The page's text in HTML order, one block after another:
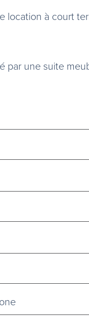
location à court
par une suite